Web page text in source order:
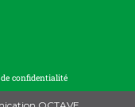
confidentialité